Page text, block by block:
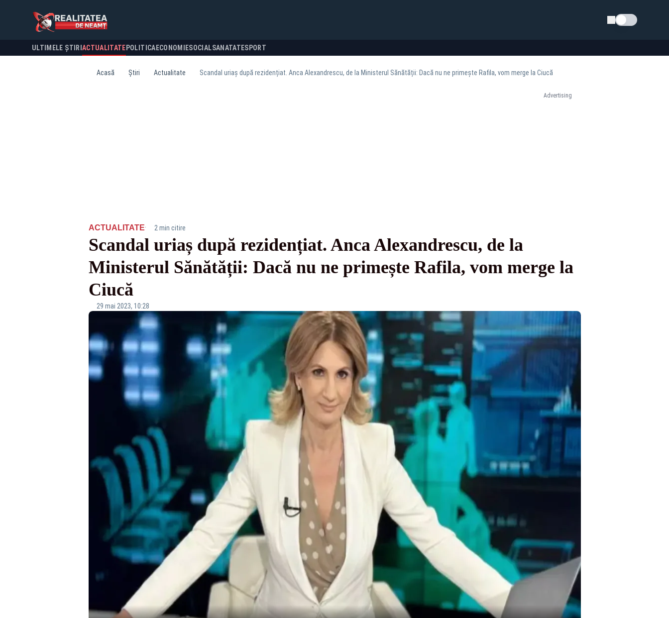
Schimba tema
ULTIMELE ȘTIRI ACTUALITATE POLITICA ECONOMIESOCIALSANATATESPORT
Acasă Știri Actualitate Scandal uriaș după rezidențiat. Anca Alexandrescu, de la Ministerul Sănătății: Dacă nu ne primește Rafila, vom merge la Ciucă
Advertising
ACTUALITATE· 2 min citire
Scandal uriaș după rezidențiat. Anca Alexandrescu, de la
Ministerul Sănătății: Dacă nu ne primește Rafila, vom merge la
Ciucă
29 mai 2023, 10:28